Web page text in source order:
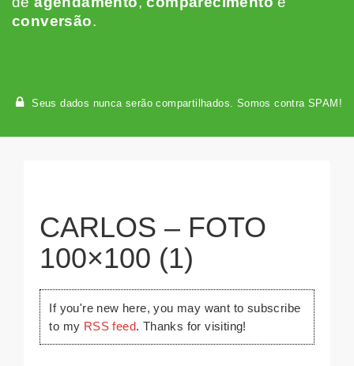
conversão.
Seus dados nunca serão compartilhados. Somos contra SPAM!
CARLOS – FOTO
100×100 (1)
If you're new here, you may want to subscribe
to my RSS feed. Thanks for visiting!